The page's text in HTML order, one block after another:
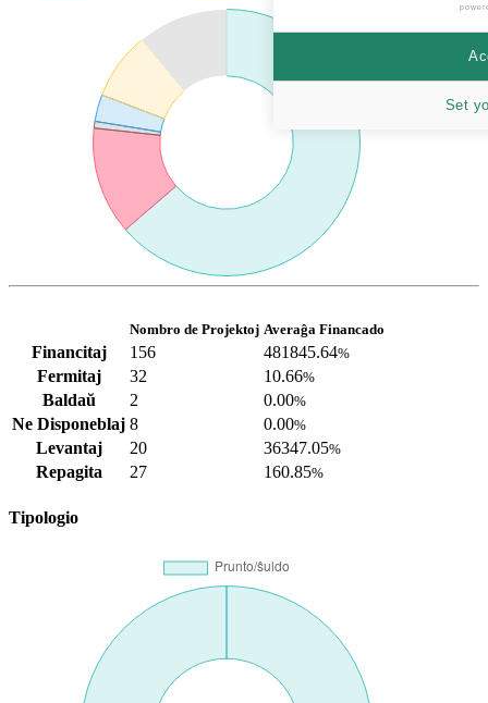
Nombro de Projektoj Averaĝa Financado
Financitaj 156 481845.64%
Fermitaj 32 10.66%
Baldaŭ 2 0.00%
Ne Disponeblaj 8 0.00%
Levantaj 20 36347.05%
Repagita 27 160.85%
Tipologio
Set